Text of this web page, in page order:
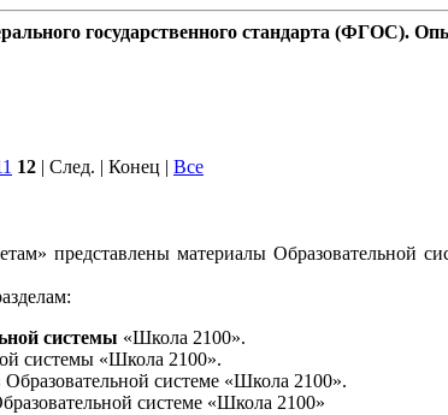
государственного стандарта (ФГОС).
12 | След. | Конец | Все
представлены материалы Образовательной
системы «Школа 2100».
системы «Школа 2100».
Образовательной системе «Школа 2100».
системе «Школа 2100»